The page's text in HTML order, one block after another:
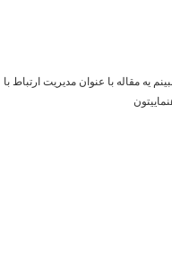
مقاله با عنوان مدیریت ارتباط با